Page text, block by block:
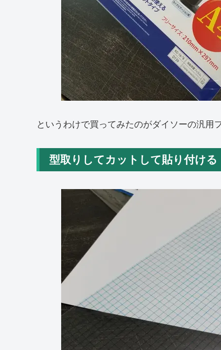
というわけで買ってみたのがダイソーの汎用
型取りしてカットして貼り付ける